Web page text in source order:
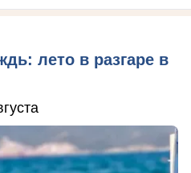
лето в разгаре в